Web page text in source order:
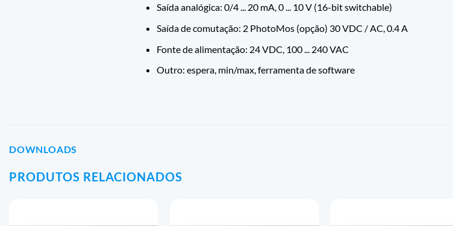
Saída analógica: 0/4 ... 20 mA, 0 ... 10 V (16-bit switchable)
Saída de comutação: 2 PhotoMos (opção) 30 VDC / AC, 0.4 A
Fonte de alimentação: 24 VDC, 100 ... 240 VAC
Outro: espera, min/max, ferramenta de software
DOWNLOADS
PRODUTOS RELACIONADOS